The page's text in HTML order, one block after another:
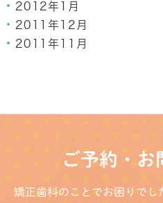
2012年1月
2011年12月
2011年11月
ご予約・お
矯正歯科のことでお困りでし